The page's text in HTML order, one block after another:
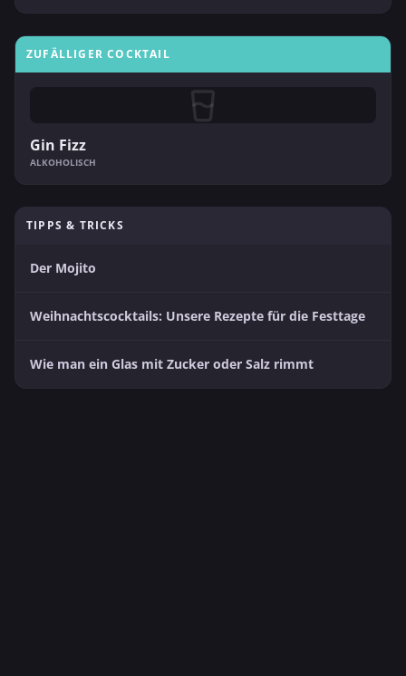
ZUFÄLLIGER COCKTAIL
Gin Fizz
ALKOHOLISCH
TIPPS & TRICKS
Der Mojito
Weihnachtscocktails: Unsere Rezepte für die Festtage
Wie man ein Glas mit Zucker oder Salz rimmt